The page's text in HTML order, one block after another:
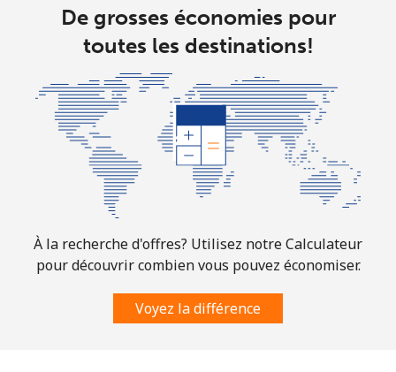
De grosses économies pour
toutes les destinations!
À la recherche d'offres? Utilisez notre Calculateur
pour découvrir combien vous pouvez économiser.
Voyez la différence